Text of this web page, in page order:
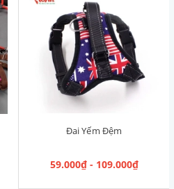
Đai Yếm Đệm
59.000₫ - 109.000₫